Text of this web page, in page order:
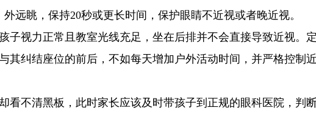
远眺，保持20秒或更长时间，保护眼睛不近视或者晚近视。
子视力正常且教室光线充足，坐在后排并不会直接导致近视。
其纠结座位的前后，不如每天增加户外活动时间，并严格控制
看不清黑板，此时家长应该及时带孩子到正规的眼科医院，判